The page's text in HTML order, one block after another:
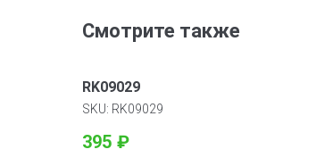
Смотрите также
RK09029
SKU: RK09029
395 ₽